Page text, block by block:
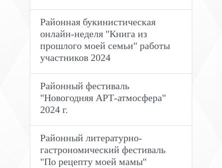
Районная букинистическая
онлайн-неделя "Книга из
прошлого моей семьи" работы
участников 2024
Районный фестиваль
"Новогодняя АРТ-атмосфера"
2024 г.
Районный литературно-
гастрономический фестиваль
"По рецепту моей мамы"